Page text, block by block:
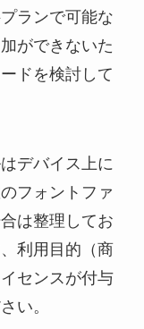
ランで可能な
ができないた
ドを検討して
デバイス上に
フォントファ
は整理してお
利用目的（商
センスが付与
い。